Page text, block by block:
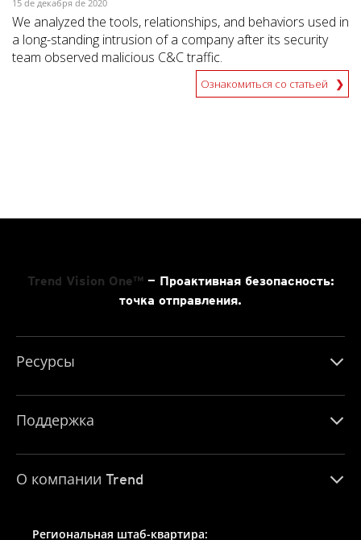
15 de декабря de 2020
We analyzed the tools, relationships, and behaviors used in
a long-standing intrusion of a company after its security
team observed malicious C&C traffic.
Ознакомиться со статьей
Trend Vision One™— Проактивная безопасность:
точка отправления.
Ресурсы
Поддержка
О компании Trend
Региональная штаб-квартира: